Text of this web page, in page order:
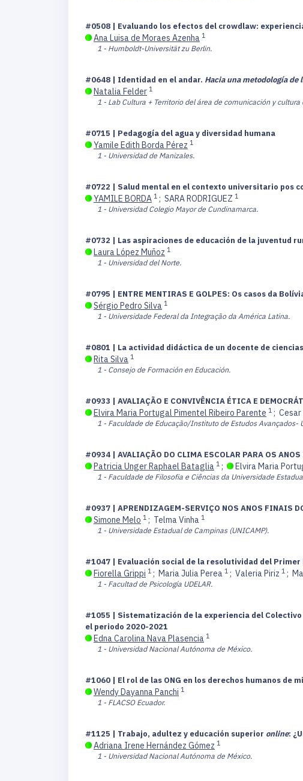
#0508 | Evaluando los efectos del crowdlaw:
Ana Luisa de Moraes Azenha 1
1 - Humboldt-Universität zu Berlin.
#0648 | Identidad en el andar. Hacia una metodología
Natalia Felder 1
1 - Lab Cultura + Territorio del área de comunicación y cultura
#0715 | Pedagogía del agua y diversidad humana
Yamile Edith Borda Pérez 1
1 - Universidad de Manizales.
#0722 | Salud mental en el contexto universitario pos
YAMILE BORDA 1 ; SARA RODRIGUEZ 1
1 - Universidad Colegio Mayor de Cundinamarca.
#0732 | Las aspiraciones de educación de la juventud
Laura López Muñoz 1
1 - Universidad del Norte.
#0795 | ENTRE MENTIRAS E GOLPES: Os casos da
Sérgio Pedro Silva 1
1 - Universidade Federal da Integração da América Latina.
#0801 | La actividad didáctica de un docente de
Rita Silva 1
1 - Consejo de Formación en Educación.
#0933 | AVALIAÇÃO E CONVIVÊNCIA ÉTICA E
Elvira Maria Portugal Pimentel Ribeiro Parente 1 ;
1 - Faculdade de Educação/Instituto de Estudos Avançados-
#0934 | AVALIAÇÃO DO CLIMA ESCOLAR PARA OS
Patricia Unger Raphael Bataglia 1 ; Elvira Maria
1 - Faculdade de Filosofia e Ciências da Universidade
#0937 | APRENDIZAGEM-SERVIÇO NOS ANOS FINAIS
Simone Melo 1 ; Telma Vinha 1
1 - Universidade Estadual de Campinas (UNICAMP).
#1047 | Evaluación social de la resolutividad del
Fiorella Grippi 1 ; Maria Julia Perea 1 ; Valeria Piriz 1 ;
1 - Facultad de Psicología UDELAR.
#1055 | Sistematización de la experiencia del
el periodo 2020-2021
Edna Carolina Nava Plasencia 1
1 - Universidad Nacional Autónoma de México.
#1060 | El rol de las ONG en los derechos humanos de
Wendy Dayanna Panchi 1
1 - FLACSO Ecuador.
#1125 | Trabajo, adultez y educación superior online:
Adriana Irene Hernández Gómez 1
1 - Universidad Nacional Autónoma de México.